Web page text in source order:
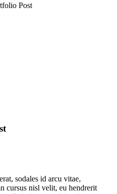
Post
sodales id arcu vitae,
cursus nisl velit, eu hendrerit